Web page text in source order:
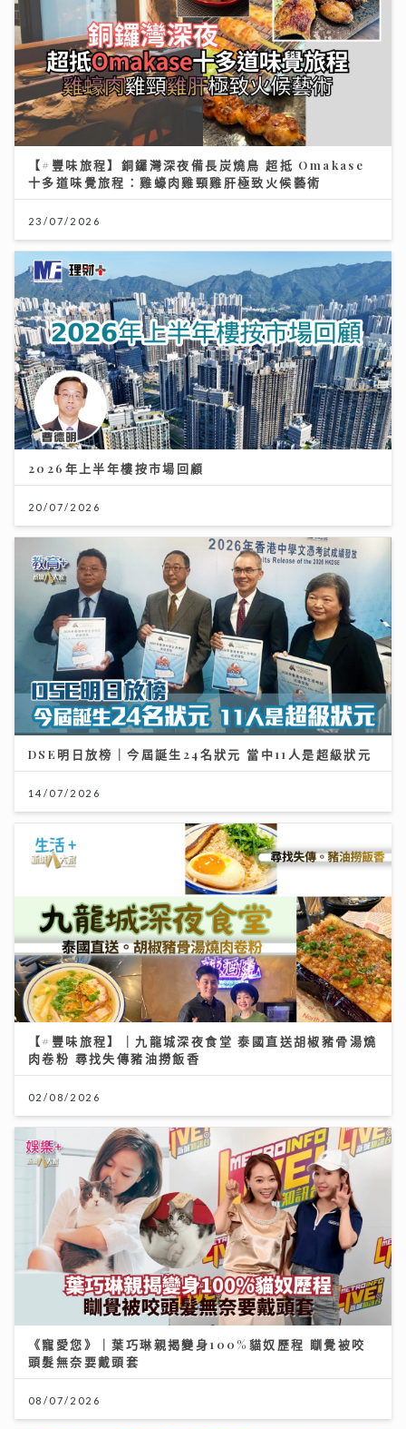
【#豐味旅程】銅鑼灣深夜備長炭燒鳥 超抵 Omakase
十多道味覺旅程：雞蠔肉雞頸雞肝極致火候藝術
23/07/2026
2026年上半年樓按市場回顧
20/07/2026
DSE明日放榜｜今屆誕生24名狀元 當中11人是超級狀元
14/07/2026
【#豐味旅程】｜九龍城深夜食堂 泰國直送胡椒豬骨湯燒
肉卷粉 尋找失傳豬油撈飯香
02/08/2026
《寵愛您》｜葉巧琳親揭變身100%貓奴歷程 瞓覺被咬
頭髮無奈要戴頭套
08/07/2026